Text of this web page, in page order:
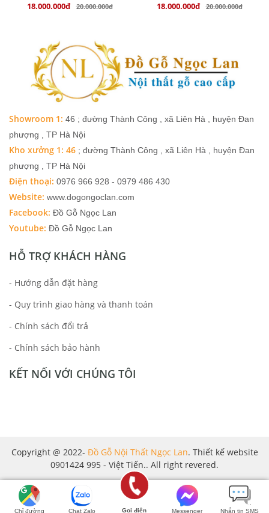
18.000.000đ 20.000.000đ 18.000.000đ 20.000.000đ
Showroom 1: 46 ; đường Thành Công , xã Liên Hà , huyện Đan
phượng , TP Hà Nội
Kho xưởng 1: 46 ; đường Thành Công , xã Liên Hà , huyện Đan
phượng , TP Hà Nội
Điện thoại: 0976 966 928 - 0979 486 430
Website: www.dogongoclan.com
Facebook: Đồ Gỗ Ngọc Lan
Youtube: Đồ Gỗ Ngọc Lan
HỖ TRỢ KHÁCH HÀNG
- Hướng dẫn đặt hàng
- Quy trình giao hàng và thanh toán
- Chính sách đổi trả
- Chính sách bảo hành
KẾT NỐI VỚI CHÚNG TÔI
Copyright @ 2022- Đồ Gỗ Nội Thất Ngọc Lan. Thiết kế website
0901424 995 - Việt Tiến.. All right revered.
Chỉ đường Chat Zalo Gọi điện Messenger Nhắn tin SMS